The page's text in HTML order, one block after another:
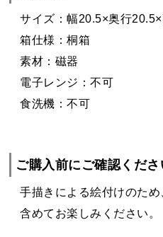
サイズ：幅20.5×奥行
箱仕様：桐箱
素材：磁器
電子レンジ：不可
食洗機：不可
ご購入前にご確認くださ
手描きによる絵付けのた
含めてお楽しみください。